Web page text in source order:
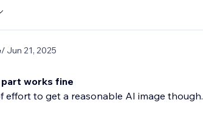
/ Jun 21, 2025
part works fine
effort to get a reasonable AI image though.